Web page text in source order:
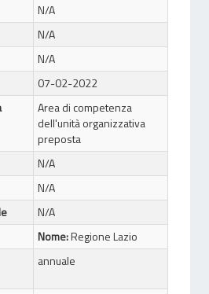
N/A
N/A
N/A
07-02-2022
Area di competenza
dell'unità organizzativa
preposta
N/A
N/A
N/A
Nome:Regione Lazio
annuale